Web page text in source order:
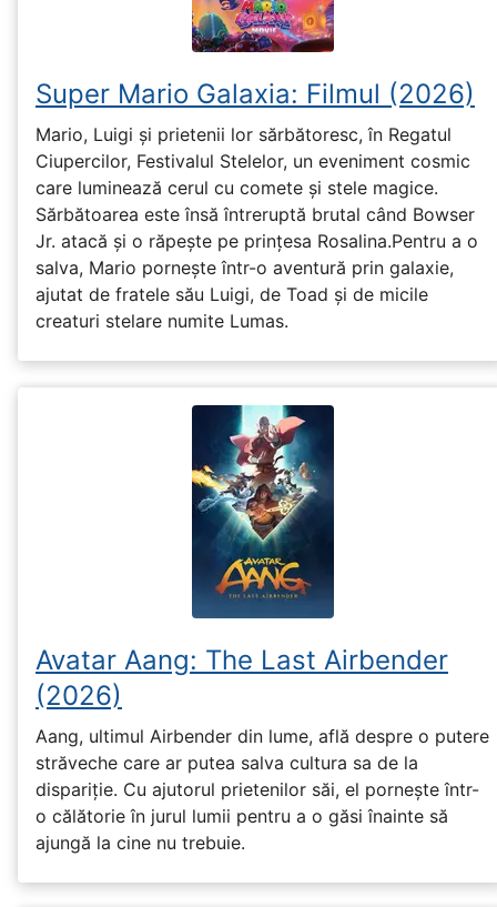
Super Mario Galaxia: Filmul (2026)
Mario, Luigi și prietenii lor sărbătoresc, în Regatul
Ciupercilor, Festivalul Stelelor, un eveniment cosmic
care luminează cerul cu comete și stele magice.
Sărbătoarea este însă întreruptă brutal când Bowser
Jr. atacă și o răpește pe prinţesa Rosalina.Pentru a o
salva, Mario pornește într-o aventură prin galaxie,
ajutat de fratele său Luigi, de Toad și de micile
creaturi stelare numite Lumas.
Avatar Aang: The Last Airbender
(2026)
Aang, ultimul Airbender din lume, află despre o putere
străveche care ar putea salva cultura sa de la
dispariție. Cu ajutorul prietenilor săi, el pornește într-
o călătorie în jurul lumii pentru a o găsi înainte să
ajungă la cine nu trebuie.